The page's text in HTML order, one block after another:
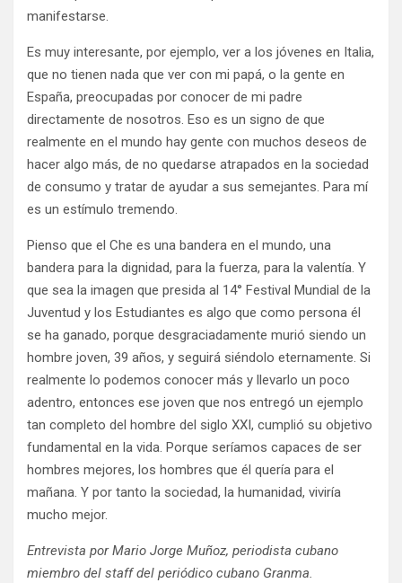
manifestarse.
Es muy interesante, por ejemplo, ver a los jóvenes en Italia,
que no tienen nada que ver con mi papá, o la gente en
España, preocupadas por conocer de mi padre
directamente de nosotros. Eso es un signo de que
realmente en el mundo hay gente con muchos deseos de
hacer algo más, de no quedarse atrapados en la sociedad
de consumo y tratar de ayudar a sus semejantes. Para mí
es un estímulo tremendo.
Pienso que el Che es una bandera en el mundo, una
bandera para la dignidad, para la fuerza, para la valentía. Y
que sea la imagen que presida al 14° Festival Mundial de la
Juventud y los Estudiantes es algo que como persona él
se ha ganado, porque desgraciadamente murió siendo un
hombre joven, 39 años, y seguirá siéndolo eternamente. Si
realmente lo podemos conocer más y llevarlo un poco
adentro, entonces ese joven que nos entregó un ejemplo
tan completo del hombre del siglo XXI, cumplió su objetivo
fundamental en la vida. Porque seríamos capaces de ser
hombres mejores, los hombres que él quería para el
mañana. Y por tanto la sociedad, la humanidad, viviría
mucho mejor.
Entrevista por Mario Jorge Muñoz, periodista cubano
miembro del staff del periódico cubano Granma.